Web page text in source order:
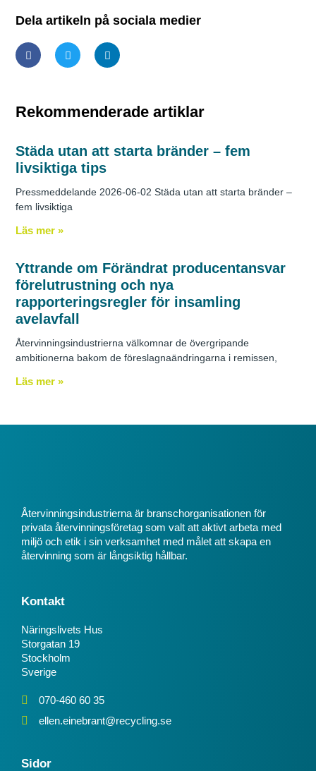
Dela artikeln på sociala medier
Rekommenderade artiklar
Städa utan att starta bränder – fem
livsiktiga tips
Pressmeddelande 2026-06-02 Städa utan att starta bränder –
fem livsiktiga
Läs mer »
Yttrande om Förändrat producentansvar
förelutrustning och nya
rapporteringsregler för insamling
avelavfall
Återvinningsindustrierna välkomnar de övergripande
ambitionerna bakom de föreslagnaändringarna i remissen,
Läs mer »
Återvinningsindustrierna är branschorganisationen för
privata återvinningsföretag som valt att aktivt arbeta med
miljö och etik i sin verksamhet med målet att skapa en
återvinning som är långsiktig hållbar.
Kontakt
Näringslivets Hus
Storgatan 19
Stockholm
Sverige
070-460 60 35
ellen.einebrant@recycling.se
Sidor